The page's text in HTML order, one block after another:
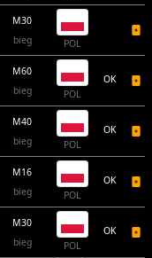
M30
bieg
POL
M60
bieg
POL
OK
M40
bieg
POL
OK
M16
bieg
POL
OK
M30
bieg
POL
OK